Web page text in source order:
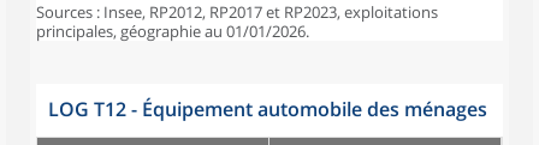
Sources : Insee, RP2012, RP2017 et RP2023, exploitations
principales, géographie au 01/01/2026.
LOG T12 - Équipement automobile des ménages